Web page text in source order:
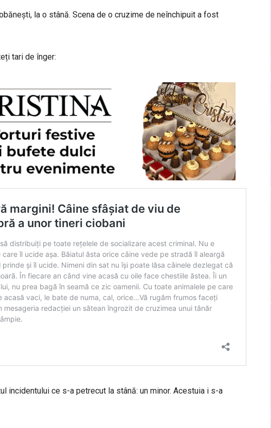
la o stână. Scena de o cruzime de neînchipuit a fost
tari de înger:
incidentului ce s-a petrecut la stână: un minor. Acestuia i s-a